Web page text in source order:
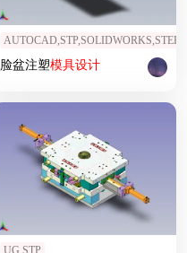
AUTOCAD,STP,SOLIDWORKS,STEP
脸盆注塑模具设计